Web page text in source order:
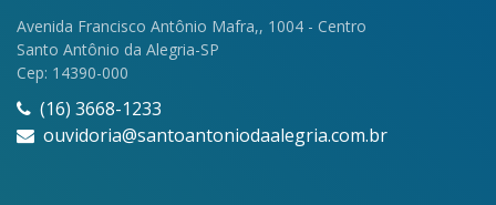
Avenida Francisco Antônio Mafra,, 1004 - Centro
Santo Antônio da Alegria-SP
Cep: 14390-000
(16) 3668-1233
ouvidoria@santoantoniodaalegria.com.br